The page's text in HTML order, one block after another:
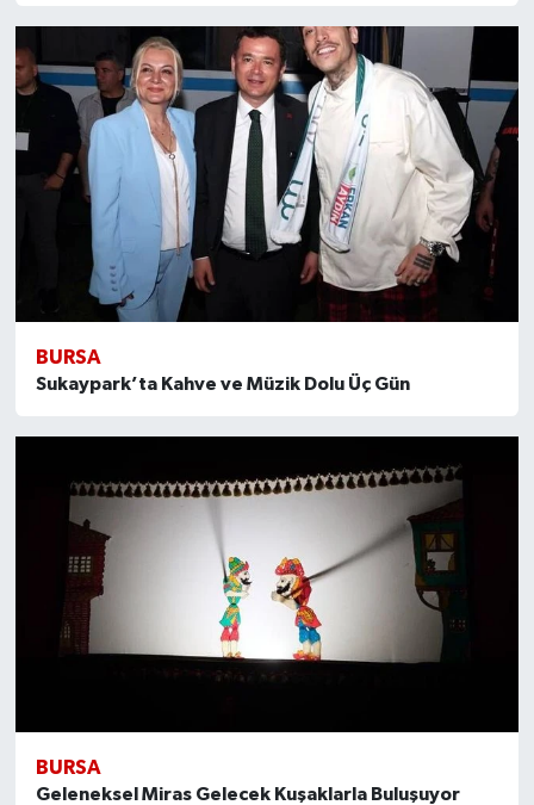
BURSA
Sukaypark’ta Kahve ve Müzik Dolu Üç Gün
BURSA
Geleneksel Miras Gelecek Kuşaklarla Buluşuyor